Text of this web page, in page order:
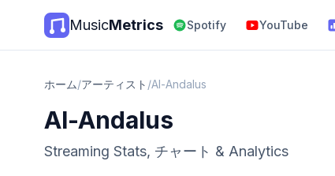
MusicMetrics Spotify YouTube
ホーム/アーティスト /Al-Andalus
Al-Andalus
Streaming Stats, チャート & Analytics